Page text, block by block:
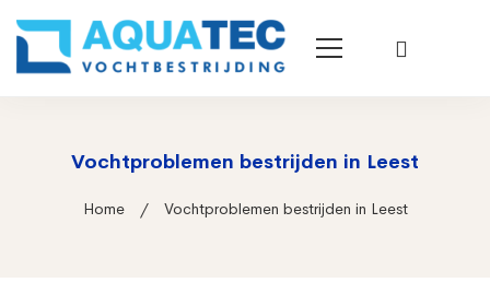
Vochtproblemen bestrijden in Leest
Home Vochtproblemen bestrijden in Leest